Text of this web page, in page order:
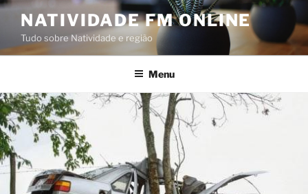
Pular
conteúdo
NATIVIDADE FM ONLINE
Tudo sobre Natividade e região
Menu